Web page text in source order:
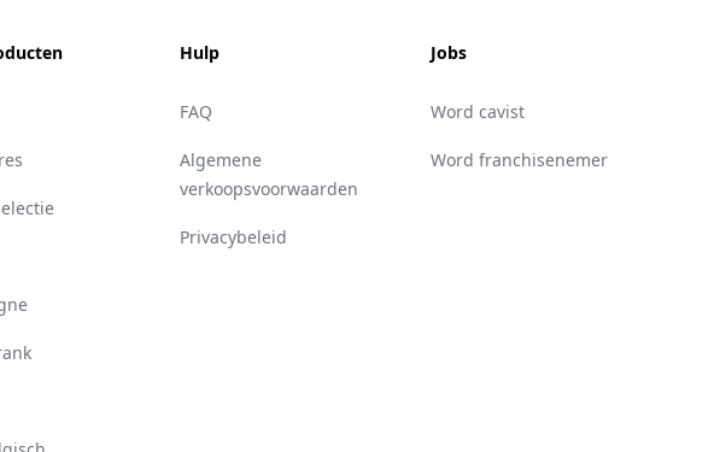
Hulp
FAQ
Algemene
verkoopsvoorwaarden
Privacybeleid
Jobs
Word cavist
Word franchisenemer